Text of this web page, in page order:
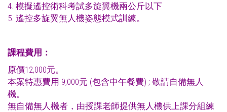
4. 模擬遙控術科考試多旋翼機兩公斤以下
5. 遙控多旋翼無人機姿態模式訓練。
課程費用：
原價12,000元。
本案特惠費用 9,000元 (包含中午餐費) ; 敬請自備無人
機。
無自備無人機者，由授課老師提供無人機供上課分組練